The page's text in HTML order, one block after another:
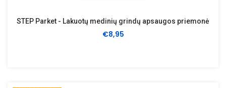
STEP Parket - Lakuotų medinių grindų apsaugos priemonė
€8,95